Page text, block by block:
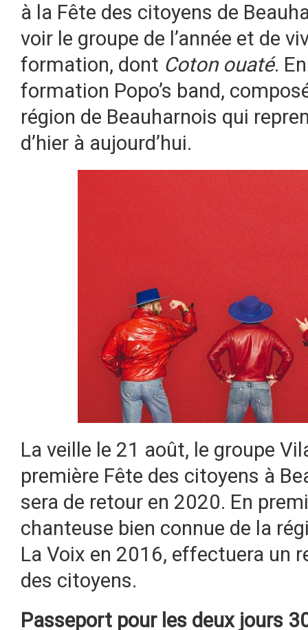
à la Fête des citoyens de
voir le groupe de l’année et de
formation, dont Coton ouaté.
formation Popo’s band,
région de Beauharnois qui
d’hier à aujourd’hui.
La veille le 21 août, le groupe
première Fête des citoyens à
sera de retour en 2020. En
chanteuse bien connue de la
La Voix en 2016, effectuera un
des citoyens.
Passeport pour les deux jours